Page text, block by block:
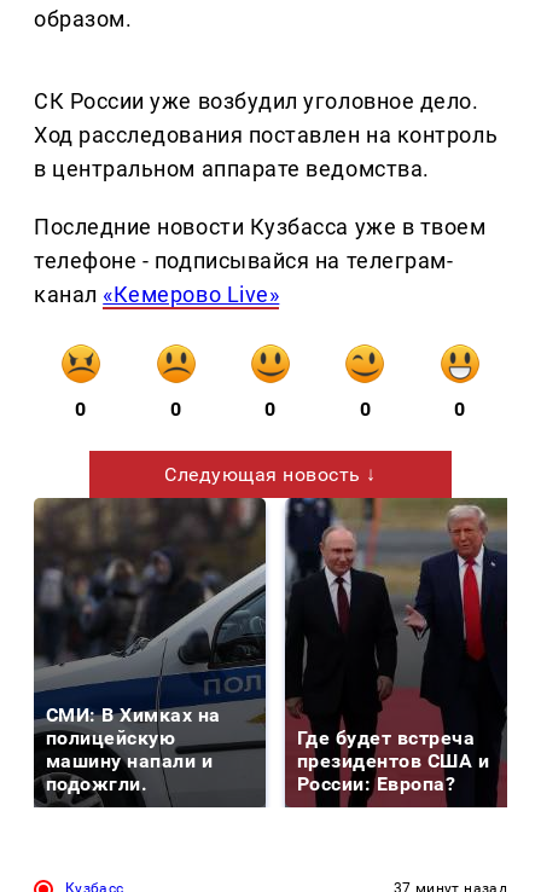
образом.
СК России уже возбудил уголовное дело.
Ход расследования поставлен на контроль
в центральном аппарате ведомства.
Последние новости Кузбасса уже в твоем
телефоне - подписывайся на телеграм-
канал «Кемерово Live»
0 0 0 0 0
Следующая новость ↓
СМИ: В Химках на
полицейскую
машину напали и
подожгли.
Где будет встреча
президентов США и
России: Европа?
Кузбасс 37 минут назад